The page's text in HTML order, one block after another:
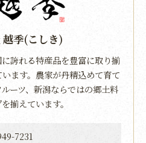
越季(こしき)
誇れる特産品を豊富に取り揃
ます。農家が丹精込めて育て
ーツ、新潟ならではの郷土料
揃えています。
7231